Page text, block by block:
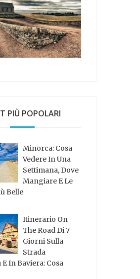
PIÙ POPOLARI
Minorca: Cosa
Vedere In Una
Settimana, Dove
Mangiare E Le
Belle
Itinerario On
The Road Di 7
Giorni Sulla
Strada
In Baviera: Cosa